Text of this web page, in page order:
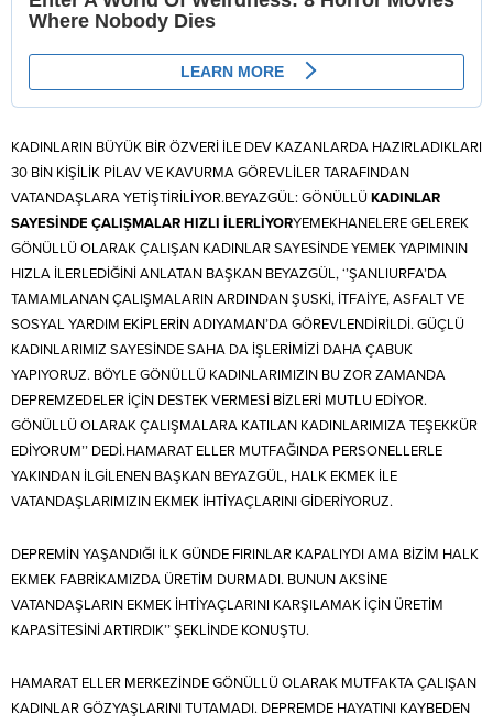
KADINLARIN BÜYÜK BİR ÖZVERİ İLE DEV KAZANLARDA HAZIRLADIKLARI
30 BİN KİŞİLİK PİLAV VE KAVURMA GÖREVLİLER TARAFINDAN
VATANDAŞLARA YETİŞTİRİLİYOR.BEYAZGÜL: GÖNÜLLÜ KADINLAR
SAYESİNDE ÇALIŞMALAR HIZLI İLERLİYORYEMEKHANELERE GELEREK
GÖNÜLLÜ OLARAK ÇALIŞAN KADINLAR SAYESİNDE YEMEK YAPIMININ
HIZLA İLERLEDİĞİNİ ANLATAN BAŞKAN BEYAZGÜL, ‘’ŞANLIURFA’DA
TAMAMLANAN ÇALIŞMALARIN ARDINDAN ŞUSKİ, İTFAİYE, ASFALT VE
SOSYAL YARDIM EKİPLERİN ADIYAMAN’DA GÖREVLENDİRİLDİ. GÜÇLÜ
KADINLARIMIZ SAYESİNDE SAHA DA İŞLERİMİZİ DAHA ÇABUK
YAPIYORUZ. BÖYLE GÖNÜLLÜ KADINLARIMIZIN BU ZOR ZAMANDA
DEPREMZEDELER İÇİN DESTEK VERMESİ BİZLERİ MUTLU EDİYOR.
GÖNÜLLÜ OLARAK ÇALIŞMALARA KATILAN KADINLARIMIZA TEŞEKKÜR
EDİYORUM’’ DEDİ.HAMARAT ELLER MUTFAĞINDA PERSONELLERLE
YAKINDAN İLGİLENEN BAŞKAN BEYAZGÜL, HALK EKMEK İLE
VATANDAŞLARIMIZIN EKMEK İHTİYAÇLARINI GİDERİYORUZ.
DEPREMİN YAŞANDIĞI İLK GÜNDE FIRINLAR KAPALIYDI AMA BİZİM HALK
EKMEK FABRİKAMIZDA ÜRETİM DURMADI. BUNUN AKSİNE
VATANDAŞLARIN EKMEK İHTİYAÇLARINI KARŞILAMAK İÇİN ÜRETİM
KAPASİTESİNİ ARTIRDIK’’ ŞEKLİNDE KONUŞTU.
HAMARAT ELLER MERKEZİNDE GÖNÜLLÜ OLARAK MUTFAKTA ÇALIŞAN
KADINLAR GÖZYAŞLARINI TUTAMADI. DEPREMDE HAYATINI KAYBEDEN